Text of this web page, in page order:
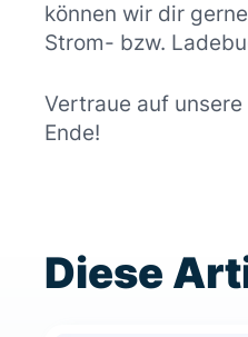
können wir dir
Strom- bzw.
Vertraue auf
Ende!
Diese